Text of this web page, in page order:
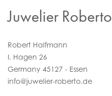
Juwelier Roberto
Robert Halfmann
I. Hagen 26
Germany 45127 - Essen
info@juwelier-roberto.de